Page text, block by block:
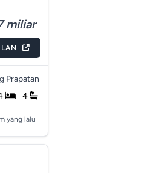
miliar
Prapatan
4
yang lalu